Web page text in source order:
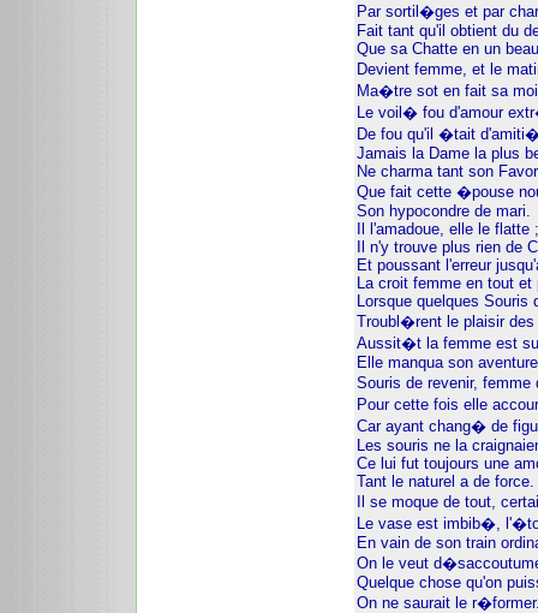
Par sortil�ges et par
Fait tant qu'il obtient du
Que sa Chatte en un
Devient femme, et le
Ma�tre sot en fait sa
Le voil� fou d'amour
De fou qu'il �tait
Jamais la Dame la plus
Ne charma tant son
Que fait cette �pouse
Son hypocondre de mari.
Il l'amadoue, elle le flatte ;
Il n'y trouve plus rien de
Et poussant l'erreur
La croit femme en tout et
Lorsque quelques Souris
Troubl�rent le plaisir
Aussit�t la femme est
Elle manqua son
Souris de revenir,
Pour cette fois elle
Car ayant chang� de
Les souris ne la
Ce lui fut toujours une
Tant le naturel a de force.
Il se moque de tout,
Le vase est imbib�,
En vain de son train
On le veut
Quelque chose qu'on
On ne saurait le